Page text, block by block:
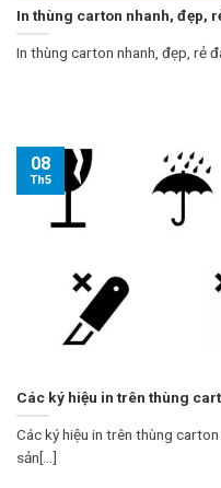
In thùng carton nhanh, đẹp,
In thùng carton nhanh, đẹp, rẻ
Các ký hiệu in trên thùng
Các ký hiệu in trên thùng
sản[...]
08
Th5